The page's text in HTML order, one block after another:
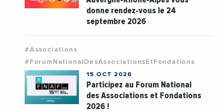
donne rendez-vous le 24
septembre 2026
#Associations
#ForumNationalDesAssociationsEtFondations
15 OCT 2026
Participez au Forum National
des Associations et Fondations
2026 !